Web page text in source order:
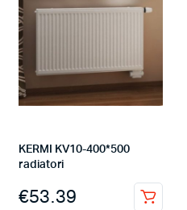
KERMI KV10-400*500
radiatori
€53.39